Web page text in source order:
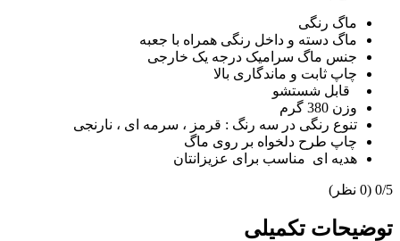
ماگ رنگی
ماگ دسته و داخل رنگی همراه با جعبه
جنس ماگ سرامیک درجه یک خارجی
چاپ ثابت و ماندگاری بالا
قابل شستشو
وزن 380 گرم
تنوع رنگی در سه رنگ : قرمز ، سرمه ای ، نارنجی
چاپ طرح دلخواه بر روی ماگ
هدیه ای مناسب برای عزیزانتان
‫0/5 ‫(0 نظر)
توضیحات تکمیلی